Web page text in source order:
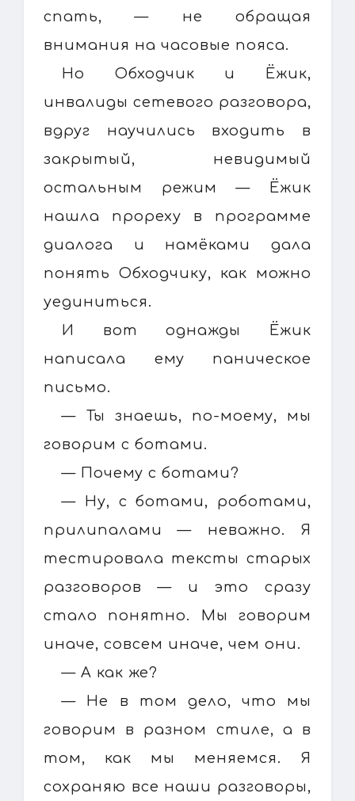
спать, — не обращая
внимания на часовые пояса.
Но Обходчик и Ёжик,
инвалиды сетевого разговора,
вдруг научились входить в
закрытый, невидимый
остальным режим — Ёжик
нашла прореху в программе
диалога и намёками дала
понять Обходчику, как можно
уединиться.
И вот однажды Ёжик
написала ему паническое
письмо.
— Ты знаешь, по-моему, мы
говорим с ботами.
— Почему с ботами?
— Ну, с ботами, роботами,
прилипалами — неважно. Я
тестировала тексты старых
разговоров — и это сразу
стало понятно. Мы говорим
иначе, совсем иначе, чем они.
— А как же?
— Не в том дело, что мы
говорим в разном стиле, а в
том, как мы меняемся. Я
сохраняю все наши разговоры,